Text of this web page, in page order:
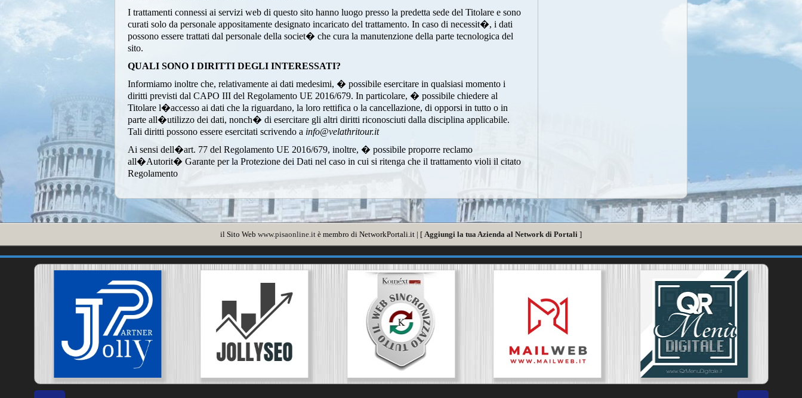
I trattamenti connessi ai servizi web di questo sito hanno luogo presso la predetta sede del Titolare e sono
curati solo da personale appositamente designato incaricato del trattamento. In caso di necessit�, i dati
possono essere trattati dal personale della societ� che cura la manutenzione della parte tecnologica del
sito.
QUALI SONO I DIRITTI DEGLI INTERESSATI?
Informiamo inoltre che, relativamente ai dati medesimi, � possibile esercitare in qualsiasi momento i
diritti previsti dal CAPO III del Regolamento UE 2016/679. In particolare, � possibile chiedere al
Titolare l�accesso ai dati che la riguardano, la loro rettifica o la cancellazione, di opporsi in tutto o in
parte all�utilizzo dei dati, nonch� di esercitare gli altri diritti riconosciuti dalla disciplina applicabile.
Tali diritti possono essere esercitati scrivendo a info@velathritour.it
Ai sensi dell�art. 77 del Regolamento UE 2016/679, inoltre, � possibile proporre reclamo
all�Autorit� Garante per la Protezione dei Dati nel caso in cui si ritenga che il trattamento violi il citato
Regolamento
il Sito Web www.pisaonline.it è membro di NetworkPortali.it | [ Aggiungi la tua Azienda al Network di Portali ]